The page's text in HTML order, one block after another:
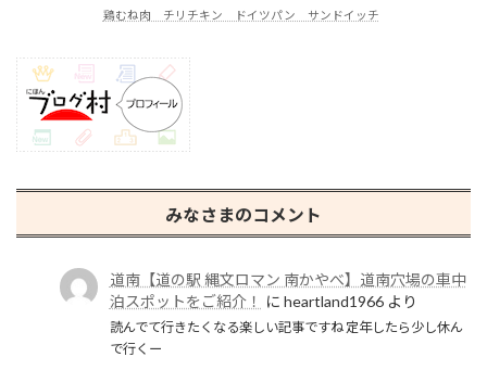
鶏むね肉 チリチキン ドイツパン サンドイッチ
みなさまのコメント
道南【道の駅 縄文ロマン 南かやべ】道南穴場の車中
泊スポットをご紹介！
に heartland1966より
読んでて行きたくなる楽しい記事ですね 定年したら少し休ん
で行くー